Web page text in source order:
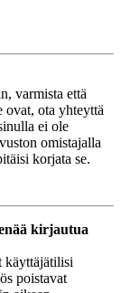
varmista että
ovat, ota yhteyttä
ei ole
omistajalla
korjata se.
kirjautua
käyttäjätilisi
poistavat